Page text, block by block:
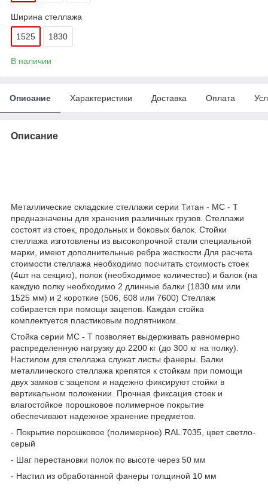
Ширина стеллажа
1525 1830
В наличии
Описание Характеристики Доставка Оплата
Описание
Металлические складские стеллажи серии Титан - МС - Т
предназначены для хранения различных грузов. Стеллажи
состоят из стоек, продольных и боковых балок. Стойки
стеллажа изготовлены из высокопрочной стали специальной
марки, имеют дополнительные ребра жесткости.Для расчета
стоимости стеллажа необходимо посчитать стоимость стоек
(4шт на секцию), полок (необходимое количество) и балок (на
каждую полку необходимо 2 длинные балки (1830 мм или
1525 мм) и 2 короткие (506, 608 или 7600) Стеллаж
собирается при помощи зацепов. Каждая стойка
комплектуется пластиковым подпятником.
Стойка серии МС - Т позволяет выдерживать равномерно
распределенную нагрузку до 2200 кг (до 300 кг на полку).
Настилом для стеллажа служат листы фанеры. Балки
металлического стеллажа крепятся к стойкам при помощи
двух замков с зацепом и надежно фиксируют стойки в
вертикальном положении. Прочная фиксация стоек и
влагостойкое порошковое полимерное покрытие
обеспечивают надежное хранение предметов.
- Покрытие порошковое (полимерное) RAL 7035, цвет светло-
серый
- Шаг перестановки полок по высоте через 50 мм
- Настил из обработанной фанеры толщиной 10 мм